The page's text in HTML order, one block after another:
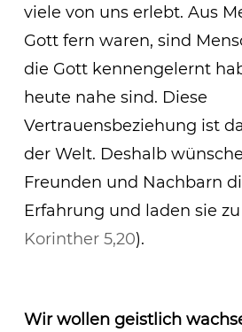
viele von uns erlebt. Aus
Gott fern waren, sind
die Gott kennengelernt
heute nahe sind. Diese
Vertrauensbeziehung ist
der Welt. Deshalb
Freunden und Nachbarn
Erfahrung und laden sie
Korinther 5,20).
Wir wollen geistlich